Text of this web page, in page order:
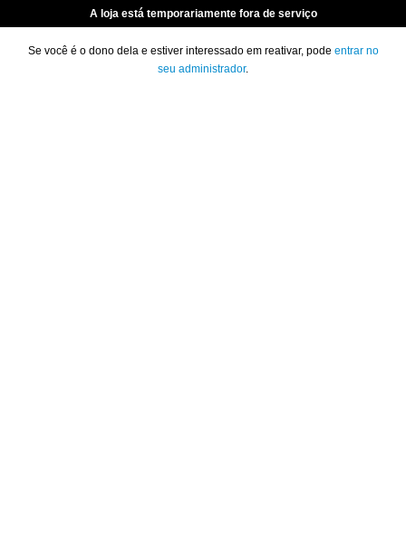
A loja está temporariamente fora de serviço
Se você é o dono dela e estiver interessado em reativar, pode entrar no
seu administrador.